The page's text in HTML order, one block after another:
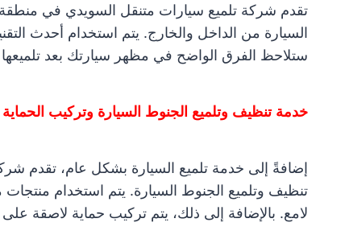
تقدم شركة تلميع سيارات متنقل السويدي في
السيارة من الداخل والخارج. يتم استخدام أحدث
ستلاحظ الفرق الواضح في مظهر سيارتك بعد تلميعها
خدمة تنظيف وتلميع الجنوط السيارة وتركيب الحماية
إضافةً إلى خدمة تلميع السيارة بشكل عام، تقدم
تنظيف وتلميع الجنوط السيارة. يتم استخدام
لامع. بالإضافة إلى ذلك، يتم تركيب حماية لاصقة